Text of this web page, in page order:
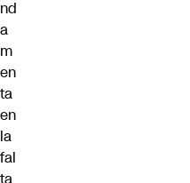
nd
a
m
en
ta
en
la
fal
ta